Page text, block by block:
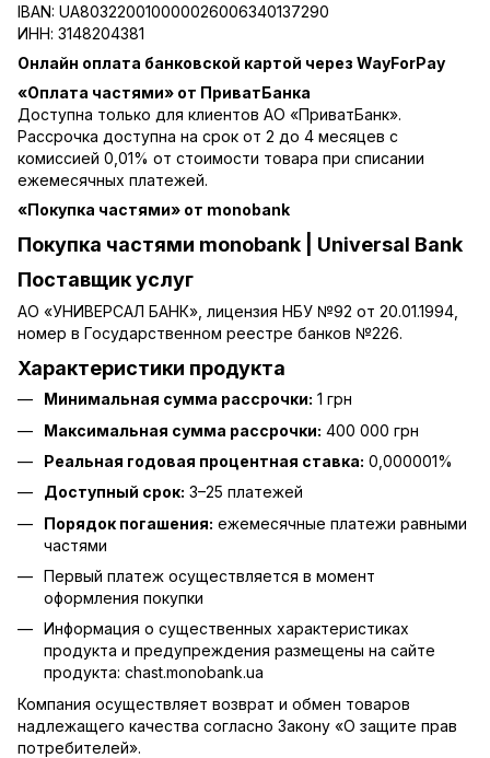
IBAN: UA803220010000026006340137290
ИНН: 3148204381
Онлайн оплата банковской картой через WayForPay
«Оплата частями» от ПриватБанка
Доступна только для клиентов АО «ПриватБанк».
Рассрочка доступна на срок от 2 до 4 месяцев с
комиссией 0,01% от стоимости товара при списании
ежемесячных платежей.
«Покупка частями» от monobank
Покупка частями monobank | Universal Bank
Поставщик услуг
АО «УНИВЕРСАЛ БАНК», лицензия НБУ №92 от 20.01.1994,
номер в Государственном реестре банков №226.
Характеристики продукта
Минимальная сумма рассрочки: 1 грн
Максимальная сумма рассрочки: 400 000 грн
Реальная годовая процентная ставка: 0,000001%
Доступный срок: 3–25 платежей
Порядок погашения: ежемесячные платежи равными
частями
Первый платеж осуществляется в момент
оформления покупки
Информация о существенных характеристиках
продукта и предупреждения размещены на сайте
продукта: chast.monobank.ua
Компания осуществляет возврат и обмен товаров
надлежащего качества согласно Закону «О защите прав
потребителей».